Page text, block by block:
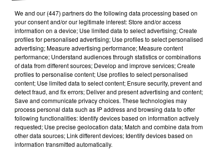
Lecture (1 min 15 sec)
100%
100% Radio l'agenda des Hautes-Pyrénées
We and our (447) partnersdo the following data processing based on
your consent and/or our legitimate interest: Store and/or access
information on a device; Use limited data to select advertising; Create
profiles for personalised advertising; Use profiles to select personalised
advertising; Measure advertising performance; Measure content
performance; Understand audiences through statistics or combinations
of data from different sources; Develop and improve services; Create
profiles to personalise content; Use profiles to select personalised
content; Use limited data to select content; Ensure security, prevent and
detect fraud, and fix errors; Deliver and present advertising and content;
Save and communicate privacy choices. These technologies may
process personal data such as IP address and browsing data to offer
following functionalities: Identify devices based on information actively
requested; Use precise geolocation data; Match and combine data from
other data sources; Link different devices; Identify devices based on
information transmitted automatically.